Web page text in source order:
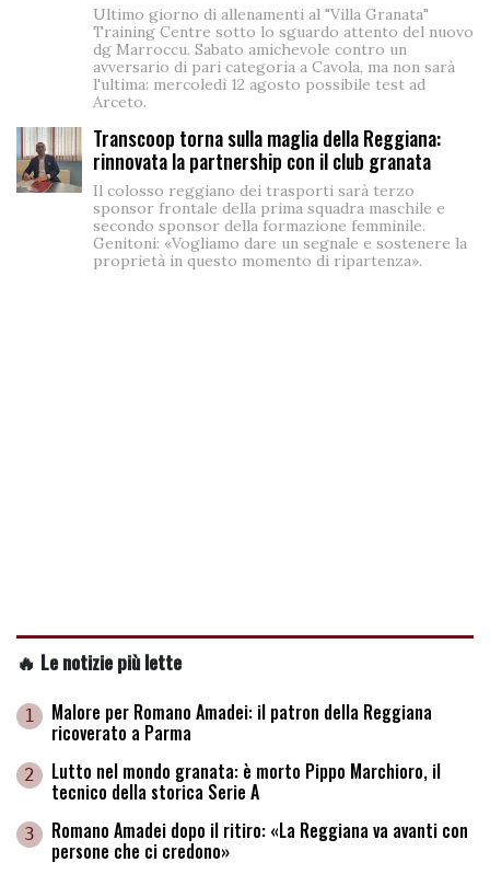
Ultimo giorno di allenamenti al "Villa Granata"
Training Centre sotto lo sguardo attento del nuovo
dg Marroccu. Sabato amichevole contro un
avversario di pari categoria a Cavola, ma non sarà
l'ultima: mercoledì 12 agosto possibile test ad
Arceto.
Transcoop torna sulla maglia della Reggiana:
rinnovata la partnership con il club granata
Il colosso reggiano dei trasporti sarà terzo
sponsor frontale della prima squadra maschile e
secondo sponsor della formazione femminile.
Genitoni: «Vogliamo dare un segnale e sostenere la
proprietà in questo momento di ripartenza».
🔥 Le notizie più lette
1 Malore per Romano Amadei: il patron della Reggiana
ricoverato a Parma
2 Lutto nel mondo granata: è morto Pippo Marchioro, il
tecnico della storica Serie A
3 Romano Amadei dopo il ritiro: «La Reggiana va avanti con
persone che ci credono»